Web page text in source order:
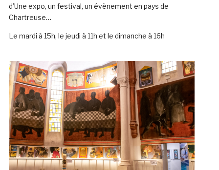
d’Une expo, un festival, un évènement en pays de
Chartreuse…
Le mardi à 15h, le jeudi à 11h et le dimanche à 16h